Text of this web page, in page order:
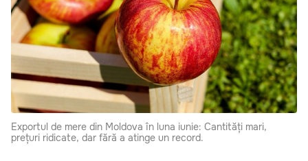
Exportul de mere din Moldova în luna iunie: Cantități mari,
prețuri ridicate, dar fără a atinge un record.